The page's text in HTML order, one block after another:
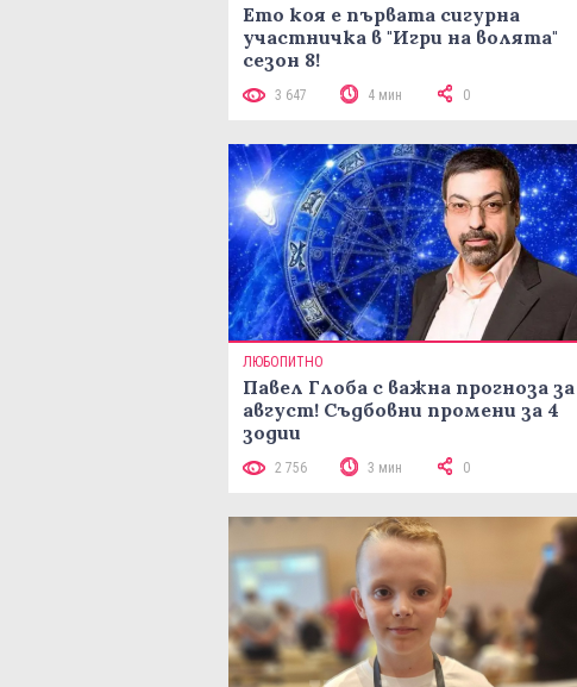
Ето коя е първата сигурна
участничка в "Игри на волята"
сезон 8!
3 647 4 мин 0
ЛЮБОПИТНО
Павел Глоба с важна прогноза за
август! Съдбовни промени за 4
зодии
2 756 3 мин 0